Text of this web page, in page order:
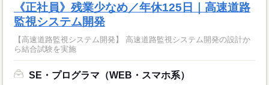
《正社員》残業少なめ／年休125日｜高速道路
監視システム開発
【高速道路監視システム開発】 高速道路監視システム開発の設計か
ら結合試験を実施
SE・プログラマ（WEB・スマホ系）